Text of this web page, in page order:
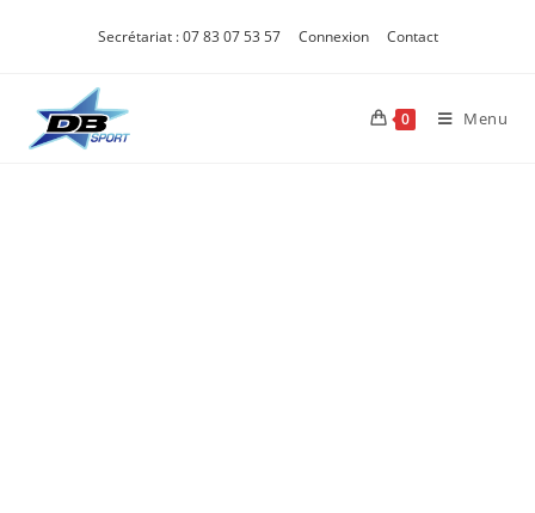
Secrétariat : 07 83 07 53 57 Connexion Contact
0 Menu